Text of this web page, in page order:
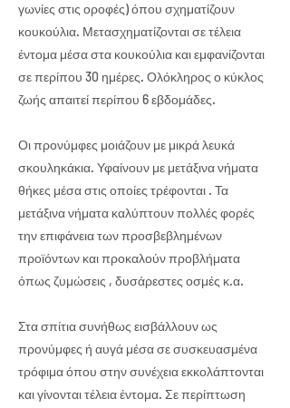
γωνίες στις οροφές) όπου σχηματίζουν
κουκούλια. Μετασχηματίζονται σε τέλεια
έντομα μέσα στα κουκούλια και εμφανίζονται
σε περίπου 30 ημέρες. Ολόκληρος ο κύκλος
ζωής απαιτεί περίπου 6 εβδομάδες.
Οι προνύμφες μοιάζουν με μικρά λευκά
σκουληκάκια. Υφαίνουν με μετάξινα νήματα
θήκες μέσα στις οποίες τρέφονται . Τα
μετάξινα νήματα καλύπτουν πολλές φορές
την επιφάνεια των προσβεβλημένων
προϊόντων και προκαλούν προβλήματα
όπως ζυμώσεις , δυσάρεστες οσμές κ.α.
Στα σπίτια συνήθως εισβάλλουν ως
προνύμφες ή αυγά μέσα σε συσκευασμένα
τρόφιμα όπου στην συνέχεια εκκολάπτονται
και γίνονται τέλεια έντομα. Σε περίπτωση